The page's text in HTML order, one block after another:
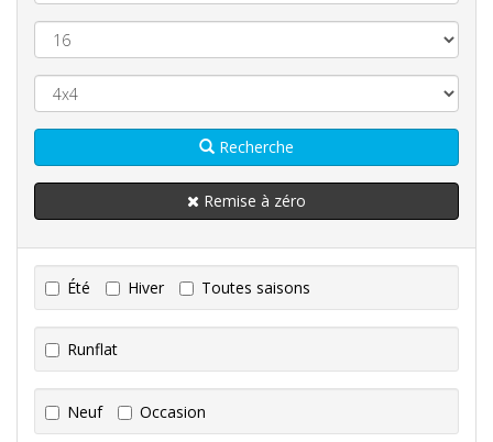
Recherche
Remise à zéro
Été Hiver Toutes saisons
Runflat
Neuf Occasion